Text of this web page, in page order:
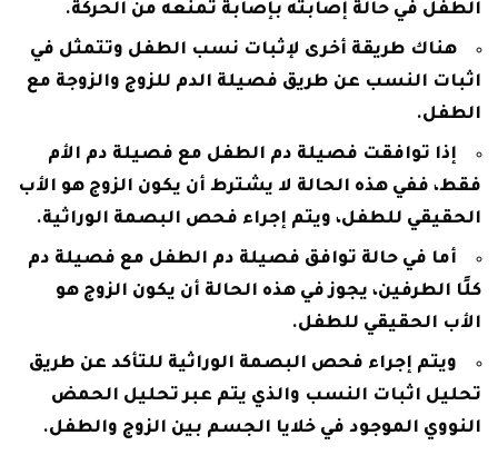
الطفل في حالة إصابته بإصابة تمنعه من الحركة.
هناك طريقة أخرى لإثبات نسب الطفل وتتمثل في
اثبات النسب عن طريق فصيلة الدم للزوج والزوجة مع
الطفل.
إذا توافقت فصيلة دم الطفل مع فصيلة دم الأم
فقط، ففي هذه الحالة لا يشترط أن يكون الزوج هو الأب
الحقيقي للطفل، ويتم إجراء فحص البصمة الوراثية.
أما في حالة توافق فصيلة دم الطفل مع فصيلة دم
كلًا الطرفين، يجوز في هذه الحالة أن يكون الزوج هو
الأب الحقيقي للطفل.
ويتم إجراء فحص البصمة الوراثية للتأكد عن طريق
تحليل اثبات النسب والذي يتم عبر تحليل الحمض
النووي الموجود في خلايا الجسم بين الزوج والطفل.